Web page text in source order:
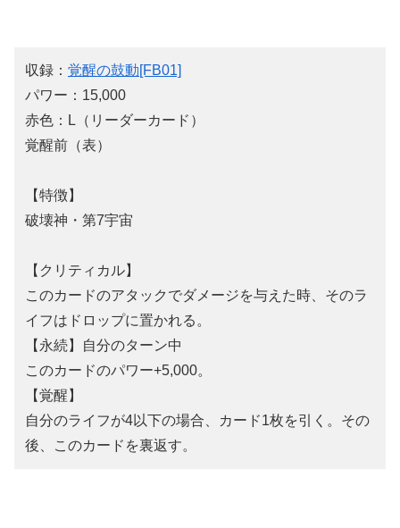
収録： 覚醒の鼓動[FB01]
パワー：15,000
赤色：L（リーダーカード）
覚醒前（表）
【特徴】
破壊神・第7宇宙
【クリティカル】
このカードのアタックでダメージを与えた時、そのラ
イフはドロップに置かれる。
【永続】自分のターン中
このカードのパワー+5,000。
【覚醒】
自分のライフが4以下の場合、カード1枚を引く。その
後、このカードを裏返す。